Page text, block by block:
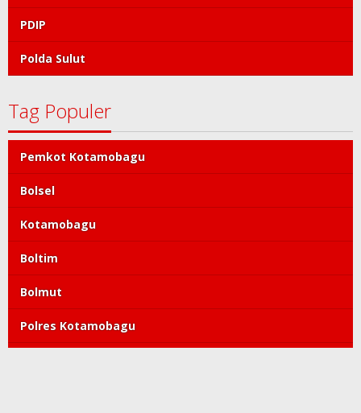
PDIP
Polda Sulut
Tag Populer
Pemkot Kotamobagu
Bolsel
Kotamobagu
Boltim
Bolmut
Polres Kotamobagu